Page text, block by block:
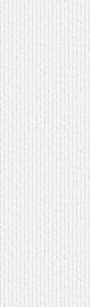
домашнем использовании.
Эта мебель имеет
некоторые преимущества
перед той же стенкой для
гостиной, к примеру,
поскольку она более
легкая и не загромождает
пространство. В спальне
этот предмет можно
поставить у изголовья
кровати, чтобы заполнить
пустующее там
место. Также стеллажи
очень часто используют в
качестве разграничителей
комнаты, например, на
рабочую зону и
пространство для отдыха.
Особенно это актуально
для однокомнатных
квартир.